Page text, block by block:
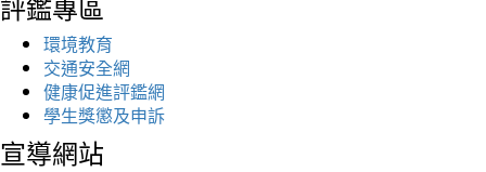
環境教育
交通安全網
健康促進評鑑網
學生獎懲及申訴
宣導網站